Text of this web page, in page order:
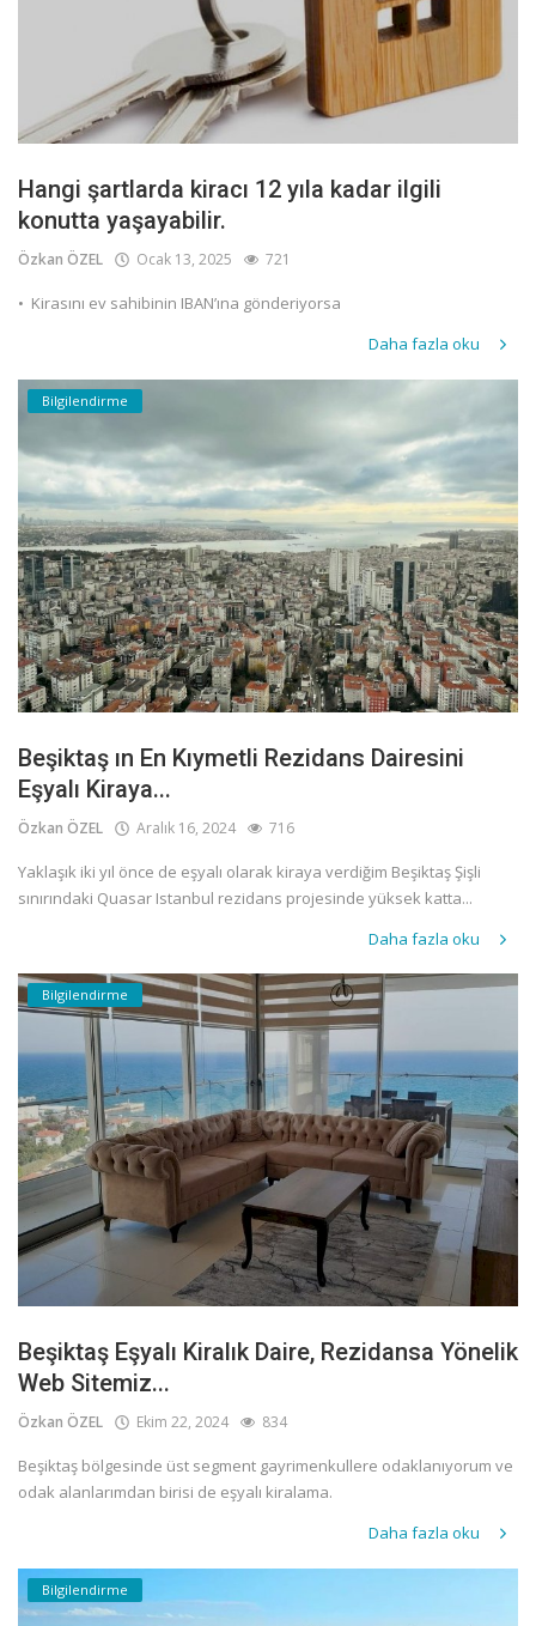
Hangi şartlarda kiracı 12 yıla kadar ilgili
konutta yaşayabilir.
Özkan ÖZEL Ocak 13, 2025 721
•⁠ ⁠Kirasını ev sahibinin IBAN’ına gönderiyorsa
Daha fazla oku
Bilgilendirme
Beşiktaş ın En Kıymetli Rezidans Dairesini
Eşyalı Kiraya...
Özkan ÖZEL Aralık 16, 2024 716
Yaklaşık iki yıl önce de eşyalı olarak kiraya verdiğim Beşiktaş Şişli
sınırındaki Quasar Istanbul rezidans projesinde yüksek katta...
Daha fazla oku
Bilgilendirme
Beşiktaş Eşyalı Kiralık Daire, Rezidansa Yönelik
Web Sitemiz...
Özkan ÖZEL Ekim 22, 2024 834
Beşiktaş bölgesinde üst segment gayrimenkullere odaklanıyorum ve
odak alanlarımdan birisi de eşyalı kiralama.
Daha fazla oku
Bilgilendirme